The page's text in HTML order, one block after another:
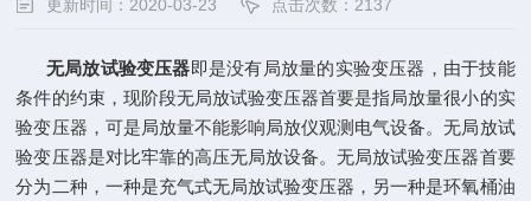
更新时间：2020-03-23 点击次数：2137
无局放试验变压器即是没有局放量的实验变压器，由于技能
条件的约束，现阶段无局放试验变压器首要是指局放量很小的实
验变压器，可是局放量不能影响局放仪观测电气设备。无局放试
验变压器是对比牢靠的高压无局放设备。无局放试验变压器首要
分为二种，一种是充气式无局放试验变压器，另一种是环氧桶油